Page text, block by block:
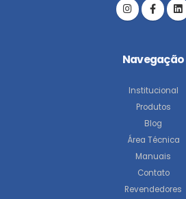
Navegação
Institucional
Produtos
Blog
Área Técnica
Manuais
Contato
Revendedores